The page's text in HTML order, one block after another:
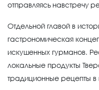
отправляясь навстречу
Отдельной главой в
гастрономическая
искушенных гурманов.
локальные продукты
традиционные рецепты